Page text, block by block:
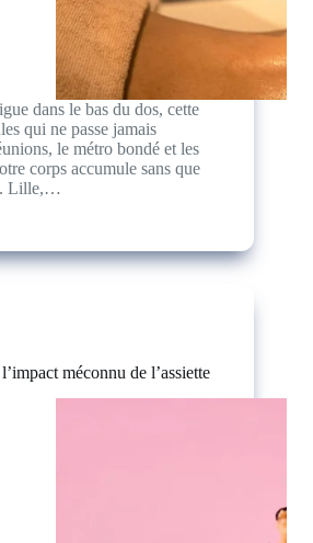
dans le bas du dos, cette
qui ne passe jamais
le métro bondé et les
corps accumule sans que
Lille,…
méconnu de l’assiette